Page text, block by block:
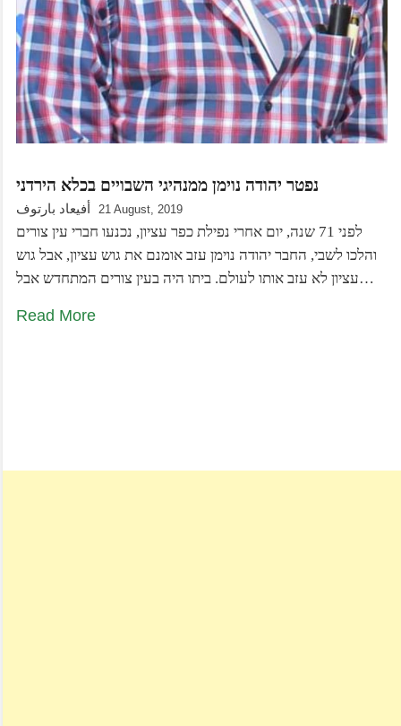
נפטר יהודה נוימן ממנהיגי השבויים בכלא הירדני
أفيعاد بارتوف 21 August, 2019
לפני 71 שנה, יום אחרי נפילת כפר עציון, נכנעו חברי עין צורים
והלכו לשבי, החבר יהודה נוימן עזב אומנם את גוש עציון, אבל גוש
עציון לא עזב אותו לעולם. ביתו היה בעין צורים המתחדש אבל…
Read More